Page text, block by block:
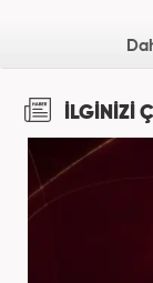
İLGİNİZİ